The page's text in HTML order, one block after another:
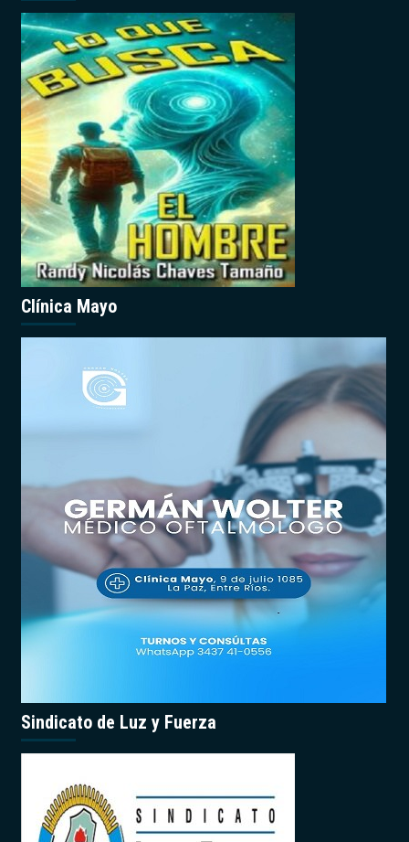
Clínica Mayo
Sindicato de Luz y Fuerza